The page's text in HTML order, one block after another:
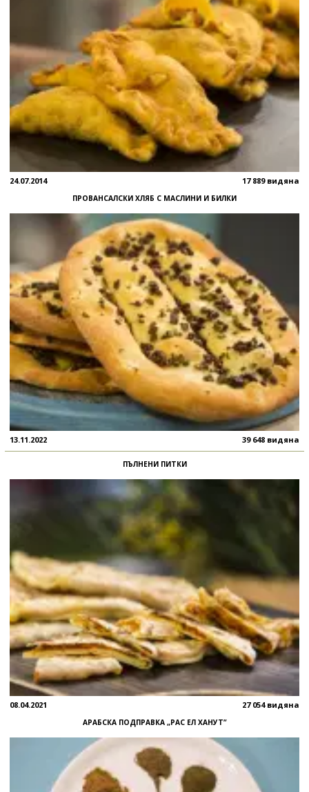
24.07.2014 17 889 видяна
ПРОВАНСАЛСКИ ХЛЯБ С МАСЛИНИ И БИЛКИ
13.11.2022 39 648 видяна
ПЪЛНЕНИ ПИТКИ
08.04.2021 27 054 видяна
АРАБСКА ПОДПРАВКА „РАС ЕЛ ХАНУТ”